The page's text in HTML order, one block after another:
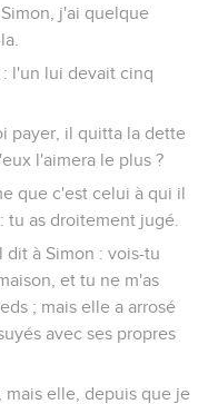
j'ai quelque
l'un lui devait cinq
payer, il quitta la dette
l'aimera le plus ?
que c'est celui à qui il
tu as droitement jugé.
dit à Simon : vois-tu
et tu ne m'as
; mais elle a arrosé
avec ses propres
mais elle, depuis que je